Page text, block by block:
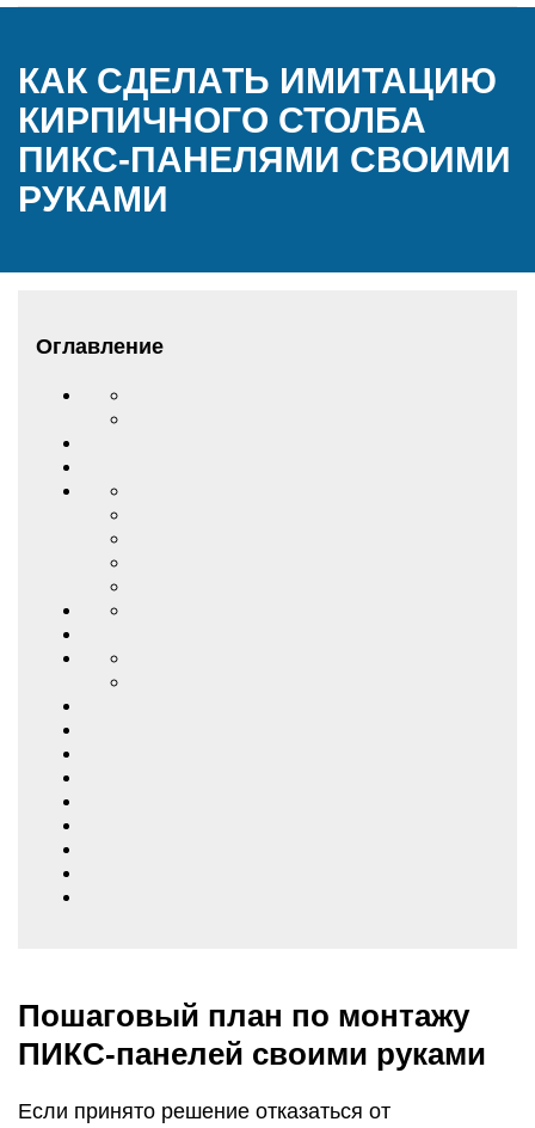
КАК СДЕЛАТЬ ИМИТАЦИЮ
КИРПИЧНОГО СТОЛБА
ПИКС-ПАНЕЛЯМИ СВОИМИ
РУКАМИ
Оглавление
Пошаговый план по монтажу
ПИКС-панелей своими руками
Если принято решение отказаться от